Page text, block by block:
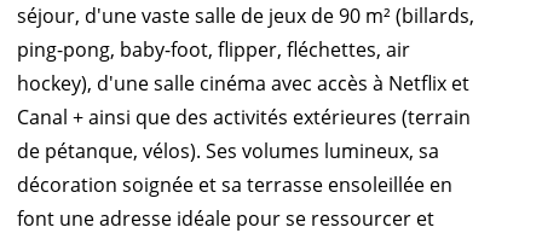
séjour, d'une vaste salle de jeux de 90 m² (billards,
ping-pong, baby-foot, flipper, fléchettes, air
hockey), d'une salle cinéma avec accès à Netflix et
Canal + ainsi que des activités extérieures (terrain
de pétanque, vélos). Ses volumes lumineux, sa
décoration soignée et sa terrasse ensoleillée en
font une adresse idéale pour se ressourcer et